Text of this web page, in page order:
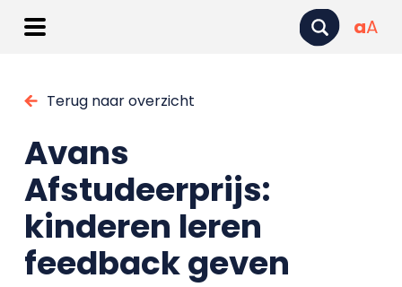
aA
Terug naar overzicht
Avans
Afstudeerprijs:
kinderen leren
feedback geven